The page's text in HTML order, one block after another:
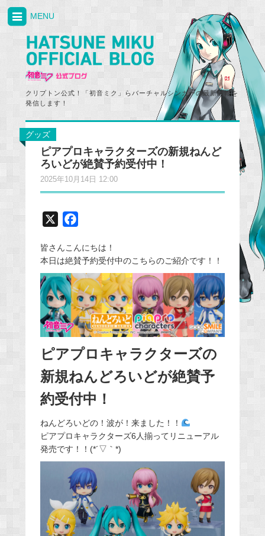
クリプトン公式！「初音ミク」らバーチャルシンガーの最新情報を
発信します！
MENU
グッズ
ピアプロキャラクターズの新規ねんど
ろいどが絶賛予約受付中！
2025年10月14日 12:00
c
e
b
o
o
k
皆さんこんにちは！
本日は絶賛予約受付中のこちらのご紹介です！！
ピアプロキャラクターズの
新規ねんどろいどが絶賛予
約受付中！
ねんどろいどの！波が！来ました！！
ピアプロキャラクターズ6人揃ってリニューアル
発売です！！(*´▽｀*)